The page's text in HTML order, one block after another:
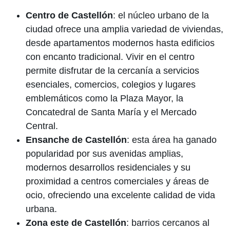
Centro de Castellón: el núcleo urbano de la
ciudad ofrece una amplia variedad de viviendas,
desde apartamentos modernos hasta edificios
con encanto tradicional. Vivir en el centro
permite disfrutar de la cercanía a servicios
esenciales, comercios, colegios y lugares
emblemáticos como la Plaza Mayor, la
Concatedral de Santa María y el Mercado
Central.
Ensanche de Castellón: esta área ha ganado
popularidad por sus avenidas amplias,
modernos desarrollos residenciales y su
proximidad a centros comerciales y áreas de
ocio, ofreciendo una excelente calidad de vida
urbana.
Zona este de Castellón: barrios cercanos al